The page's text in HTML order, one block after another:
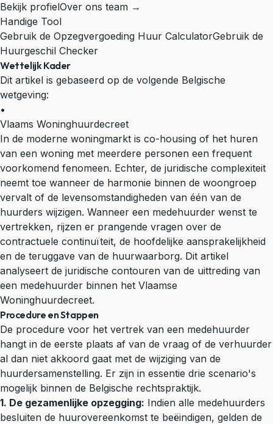
Bekijk profielOver ons team →
Handige Tool
Gebruik de Opzegvergoeding Huur CalculatorGebruik de
Huurgeschil Checker
Wettelijk Kader
Dit artikel is gebaseerd op de volgende Belgische
wetgeving:
•
Vlaams Woninghuurdecreet
In de moderne woningmarkt is co-housing of het huren
van een woning met meerdere personen een frequent
voorkomend fenomeen. Echter, de juridische complexiteit
neemt toe wanneer de harmonie binnen de woongroep
vervalt of de levensomstandigheden van één van de
huurders wijzigen. Wanneer een medehuurder wenst te
vertrekken, rijzen er prangende vragen over de
contractuele continuïteit, de hoofdelijke aansprakelijkheid
en de teruggave van de huurwaarborg. Dit artikel
analyseert de juridische contouren van de uittreding van
een medehuurder binnen het Vlaamse
Woninghuurdecreet.
Procedure en Stappen
De procedure voor het vertrek van een medehuurder
hangt in de eerste plaats af van de vraag of de verhuurder
al dan niet akkoord gaat met de wijziging van de
huurdersamenstelling. Er zijn in essentie drie scenario's
mogelijk binnen de Belgische rechtspraktijk.
1. De gezamenlijke opzegging: Indien alle medehuurders
besluiten de huurovereenkomst te beëindigen, gelden de